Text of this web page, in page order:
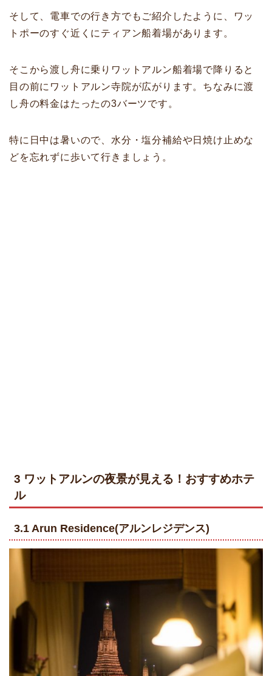
そして、電車での行き方でもご紹介したように、ワッ
トポーのすぐ近くにティアン船着場があります。
そこから渡し舟に乗りワットアルン船着場で降りると
目の前にワットアルン寺院が広がります。ちなみに渡
し舟の料金はたったの3バーツです。
特に日中は暑いので、水分・塩分補給や日焼け止めな
どを忘れずに歩いて行きましょう。
3 ワットアルンの夜景が見える！おすすめホテ
ル
3.1 Arun Residence(アルンレジデンス)